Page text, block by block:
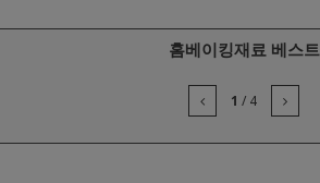
홈베이킹재료 베스트
1 / 4